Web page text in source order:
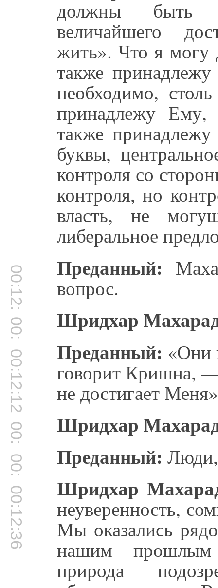
должны быть
величайшего
жить». Что я могу
также
необходимо,
принадлежу
также
буквы,
контроля со
контроля, но
власть, не
либеральное
00:12:05 Преданный:
вопрос.
00:12:10 Шридхар
00:12:12 Преданный: «Они
говорит Кришна,
не достигает
00:12:27 Шридхар
00:12:29 Преданный:
00:12:36 Шридхар
неуверенность,
Мы оказались
нашим прошлым
природа